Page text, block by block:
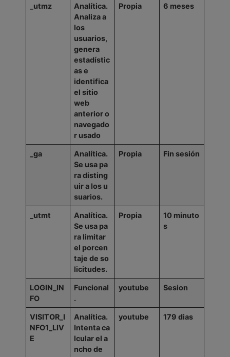
_utmz
Analítica.
Analiza a
los
usuarios,
genera
estadístic
ase
identifica
el sitio
web
anterior o
navegado
r usado
Propia 6 meses
_ga
Analítica.
Se usa pa
radisting
uira los u
suarios.
Propia Fin sesión
_utmt
Analítica.
Se usa pa
ra limitar
el porcen
taje de so
licitudes.
Propia 10 minuto
s
LOGIN_IN
FO
Funcional
.
youtube Sesion
VISITOR_I
NFO1_LIV
E
Analítica.
Intentaca
lcularel a
ncho de
youtube 179 dias